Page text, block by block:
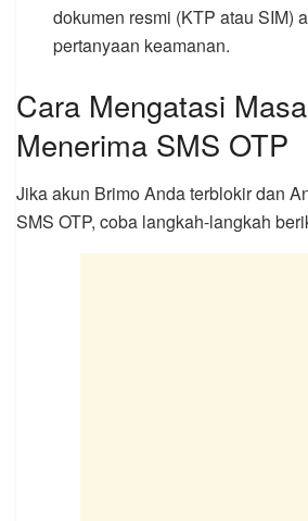
dokumen resmi (KTP atau SIM)
pertanyaan keamanan.
Cara Mengatasi
Menerima SMS OTP
Jika akun Brimo Anda terblokir dan
SMS OTP, coba langkah-langkah